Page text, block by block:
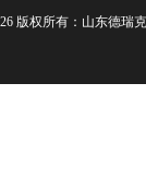
版权所有：山东德瑞